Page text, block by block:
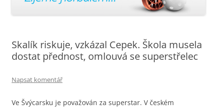
Skalík riskuje, vzkázal Cepek. Škola musela
dostat přednost, omlouvá se superstřelec
Napsat komentář
Ve Švýcarsku je považován za superstar. V českém